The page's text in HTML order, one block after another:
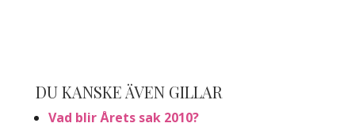
DU KANSKE ÄVEN GILLAR
Vad blir Årets sak 2010?